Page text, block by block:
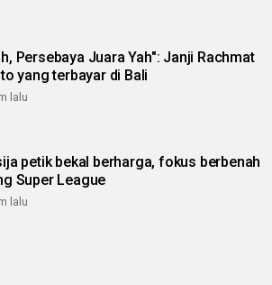
Persebaya Juara Yah": Janji Rachmat
yang terbayar di Bali
lalu
petik bekal berharga, fokus berbenah
Super League
lalu